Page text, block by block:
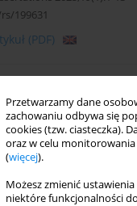
Przetwarzamy dane
zachowaniu odbywa się
cookies (tzw. ciasteczka).
oraz w celu
(więcej).
Możesz zmienić
niektóre funkcjonalności
199631
(PDF)
2021;15(1):125-144
135383